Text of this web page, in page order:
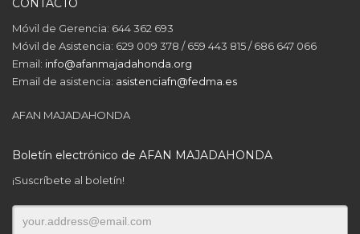
Móvil de Gerencia: 644 362 693
Móvil de Asistencia: 629 009 378 / 659 443 815 / 686 647 066
Email: info@afanmajadahonda.org
Email de asistencia: asistenciafn@fedma.es
AFAN MAJADAHONDA
Boletín electrónico de AFAN MAJADAHONDA
¡Suscríbete al boletín!